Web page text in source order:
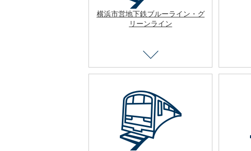
横浜市営地下鉄ブルーライン・グ
リーンライン